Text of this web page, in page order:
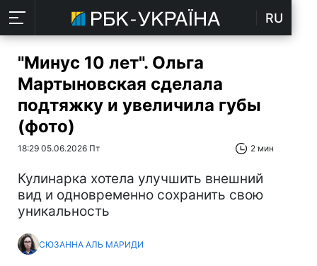
RU
"Минус 10 лет". Ольга
Мартыновская сделала
подтяжку и увеличила губы
(фото)
18:29 05.06.2026 Пт 2 мин
Кулинарка хотела улучшить внешний
вид и одновременно сохранить свою
уникальность
СЮЗАННА АЛЬ МАРИДИ